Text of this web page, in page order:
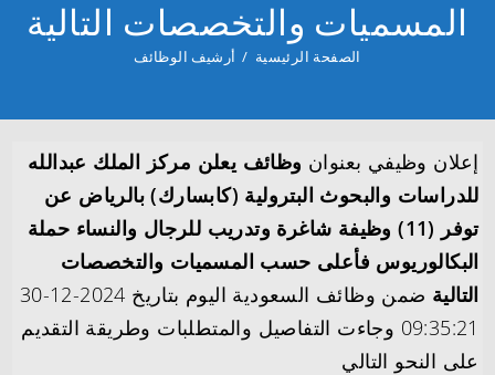
المسميات والتخصصات التالية
الصفحة الرئيسية / أرشيف الوظائف
إعلان وظيفي بعنوان وظائف يعلن مركز الملك عبدالله
للدراسات والبحوث البترولية (كابسارك) بالرياض عن
توفر (11) وظيفة شاغرة وتدريب للرجال والنساء حملة
البكالوريوس فأعلى حسب المسميات والتخصصات
التالية
ضمن وظائف السعودية اليوم بتاريخ 2024-12-30
09:35:21 وجاءت التفاصيل والمتطلبات وطريقة التقديم
على النحو التالي